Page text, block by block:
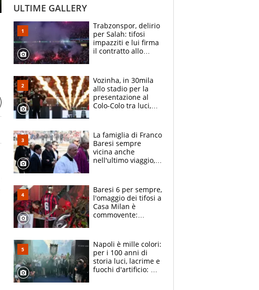
ULTIME GALLERY
Trabzonspor, delirio
per Salah: tifosi
impazziti e lui firma
il contratto allo
Vozinha, in 30mila
allo stadio per la
presentazione al
Colo-Colo tra luci,
La famiglia di Franco
Baresi sempre
vicina anche
nell'ultimo viaggio,
circondati
dall'affetto dei tifosi
Baresi 6 per sempre,
l'omaggio dei tifosi a
Casa Milan è
commovente:
bigliettini
Napoli è mille colori:
per i 100 anni di
storia luci, lacrime e
fuochi d'artificio: De